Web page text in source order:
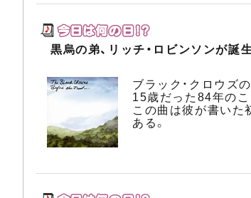
黒烏の弟、リッチ・ロビンソンが誕
ブラック・クロウズ
15歳だった84年のこ
この曲は彼が書いた
ある。